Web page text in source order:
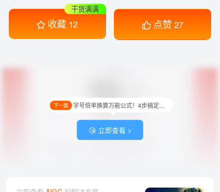
收藏 12
干货满满
点赞 27
😘 立即查看 >
下一篇 字号倍率换算万能公式！4步搞定高级感版面！